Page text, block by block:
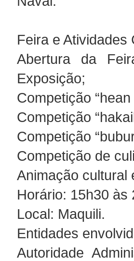
Feira e Atividades
Abertura da
Exposição;
Competição “hean
Competição
Competição
Competição de
Animação cultural
Horário: 15h30 às
Local: Maquili.
Entidades
Autoridade